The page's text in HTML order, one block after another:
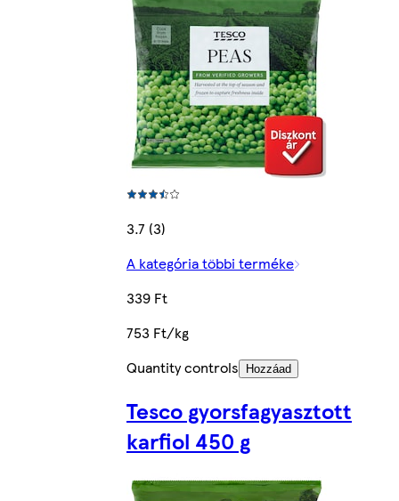
3.7 (3)
A kategória többi terméke
339 Ft
753 Ft/kg
Quantity controls
Hozzáad
Tesco gyorsfagyasztott
karfiol 450 g